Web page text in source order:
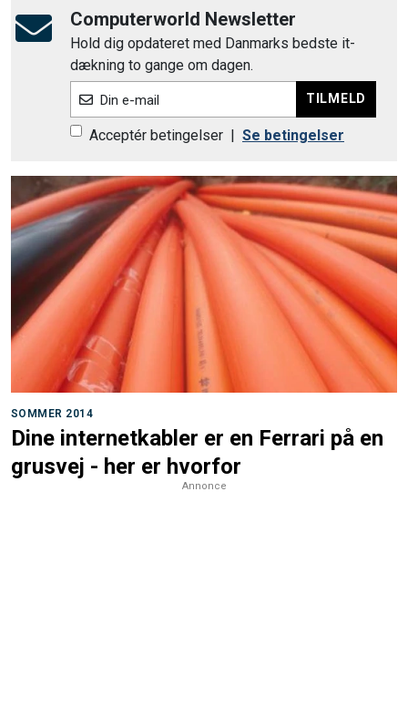
Computerworld Newsletter
Hold dig opdateret med Danmarks bedste it-
dækning to gange om dagen.
Din e-mail TILMELD
Acceptér betingelser | Se betingelser
SOMMER 2014
Dine internetkabler er en Ferrari på en
grusvej - her er hvorfor
Annonce